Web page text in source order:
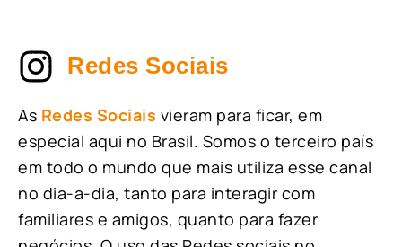
Redes Sociais
As Redes Sociais vieram para ficar, em
especial aqui no Brasil. Somos o terceiro país
em todo o mundo que mais utiliza esse canal
no dia-a-dia, tanto para interagir com
familiares e amigos, quanto para fazer